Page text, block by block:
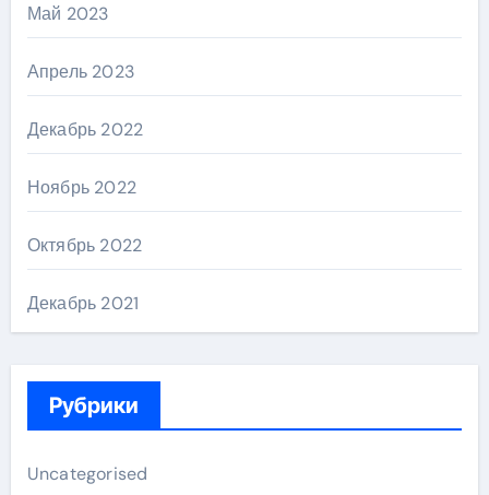
Май 2023
Апрель 2023
Декабрь 2022
Ноябрь 2022
Октябрь 2022
Декабрь 2021
Рубрики
Uncategorised